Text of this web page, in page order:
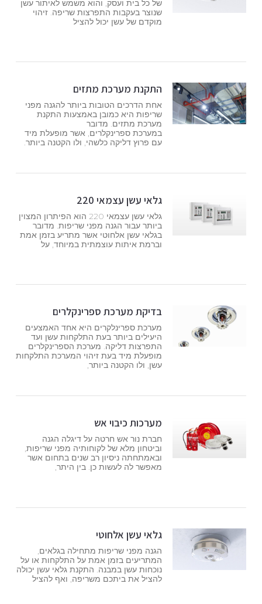
של כל בית ועסק, והוא משמש לאיתור עשן
שנוצר בעקבות התפרצות שריפה. זיהוי
מוקדם של עשן יכול להציל
התקנת מערכת מתזים
אחת הדרכים הטובות ביותר להגנה מפני
שריפות היא כמובן באמצעות התקנת
מערכת מתזים. מדובר
במערכת ספרינקלרים, אשר מופעלת מיד
עם פרוץ דליקה כלשהי, ולו הקטנה ביותר.
גלאי עשן עצמאי 220
גלאי עשן עצמאי 220 הוא הפיתרון המצוין
ביותר עבור הגנה מפני שריפות. מדובר
בגלאי עשן אלחוטי אשר מתריע בזמן אמת
וברמת איתות עוצמתית במיוחד, על
בדיקת מערכת ספרינקלרים
מערכת ספרינלקרים היא אחד האמצעים
היעילים ביותר בעת התלקחות עשן ועד
התפרצות דליקה. מערכת הספרינקלרים
מופעלת מיד בעת זיהוי המערכת התלקחות
עשן, ולו הקטנה ביותר,
מערכות כיבוי אש
חברת נור אש חרטה על דיגלה הגנה
וביטחון מלא של לקוחותיה מפני שריפות,
ובאמתחתה ניסיון רב שנים בתחום אשר
מאפשר לה לעשות כן. בין היתר,
גלאי עשן אלחוטי
הגנה מפני שריפות מתחילה בגלאים,
המתריעים בזמן אמת על התלקחות או על
נוכחות עשן במבנה. התקנת גלאי עשן יכולה
להציל את ביתכם משריפה, ואף להציל